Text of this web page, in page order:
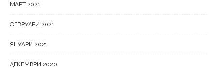
МАРТ 2021
ФЕВРУАРИ 2021
ЯНУАРИ 2021
ДЕКЕМВРИ 2020